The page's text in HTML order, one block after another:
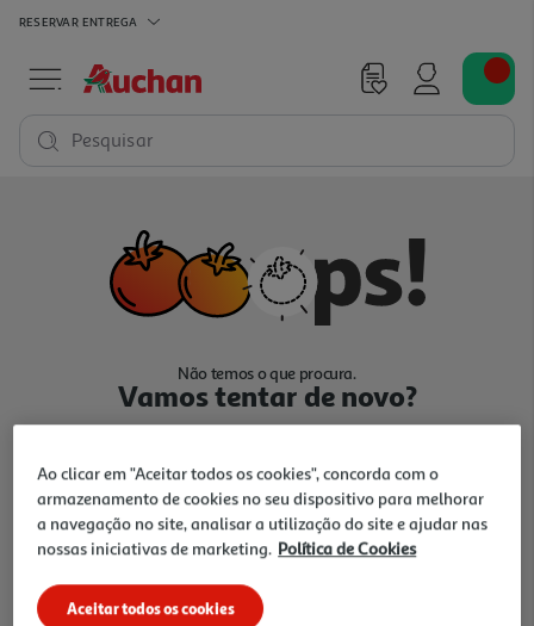
RESERVAR ENTREGA
Pesquisar
Não temos o que procura.
Vamos tentar de novo?
Ir para Homepage
Ao clicar em "Aceitar todos os cookies", concorda com o
armazenamento de cookies no seu dispositivo para melhorar
a navegação no site, analisar a utilização do site e ajudar nas
nossas iniciativas de marketing. Política de Cookies
Aceitar todos os cookies